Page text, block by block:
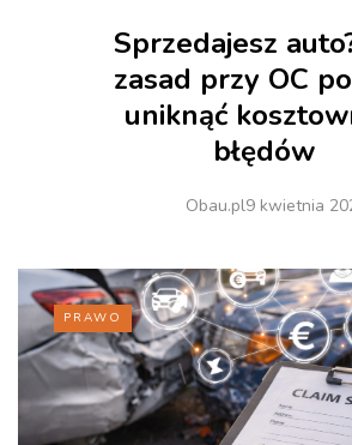
Sprzedajesz
zasad przy OC
uniknąć
błędów
Obau.pl9 kwietnia
PRAWO